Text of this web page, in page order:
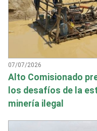
07/07/2026
Alto Comisionado
los desafíos de la
minería ilegal